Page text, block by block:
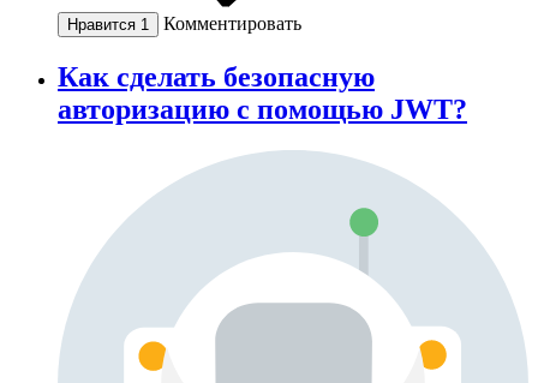
Нравится 1 Комментировать
Как сделать безопасную
авторизацию с помощью JWT?